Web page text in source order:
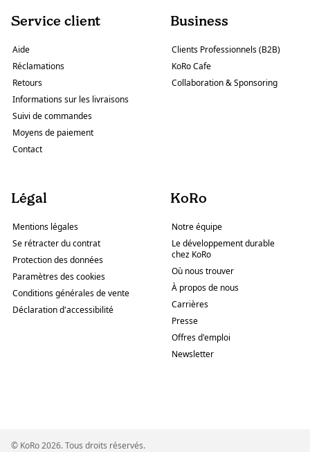
Service client
Aide
Réclamations
Retours
Informations sur les livraisons
Suivi de commandes
Moyens de paiement
Contact
Business
Clients Professionnels (B2B)
KoRo Cafe
Collaboration & Sponsoring
Légal
Mentions légales
Se rétracter du contrat
Protection des données
Paramètres des cookies
Conditions générales de vente
Déclaration d'accessibilité
KoRo
Notre équipe
Le développement durable
chez KoRo
Où nous trouver
À propos de nous
Carrières
Presse
Offres d'emploi
Newsletter
© KoRo 2026. Tous droits réservés.